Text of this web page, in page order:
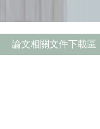
論文相關文件下載區